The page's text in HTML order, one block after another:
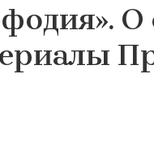
О